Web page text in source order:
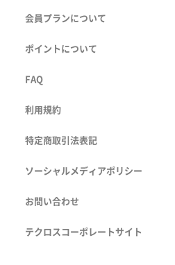
会員プランについて
ポイントについて
FAQ
利用規約
特定商取引法表記
ソーシャルメディアポリシー
お問い合わせ
テクロスコーポレートサイト